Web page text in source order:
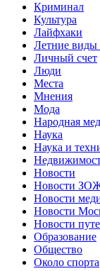
Криминал
Культура
Лайфхаки
Летние виды
Личный счет
Люди
Места
Мнения
Мода
Народная
Наука
Наука и
Новости
Новости
Новости
Новости
Новости
Образование
Общество
Около спорта